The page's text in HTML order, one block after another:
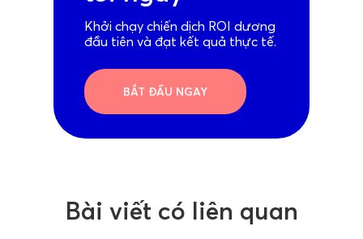
Khởi chạy chiến dịch ROI dương
đầu tiên và đạt kết quả thực tế.
BẮT ĐẦU NGAY
Bài viết có liên quan